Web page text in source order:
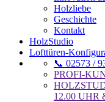
Holzliebe
Geschichte
Kontakt
HolzStudio
Lofttüren-
📞 02573 /
PROFI-
12.00 UHR